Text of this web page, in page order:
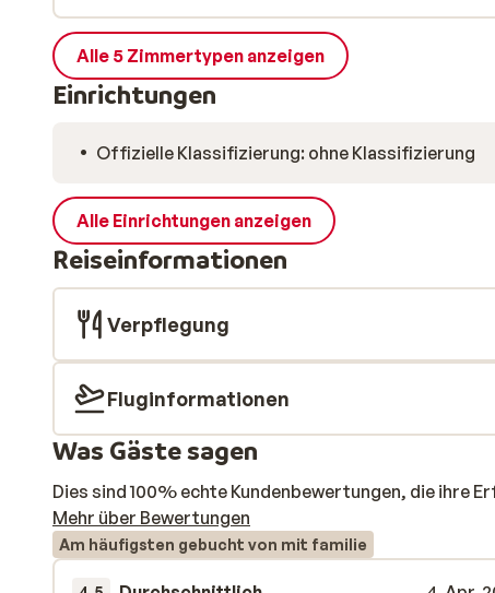
Alle 5 Zimmertypen anzeigen
Einrichtungen
Offizielle Klassifizierung: ohne Klassifizierung
Alle Einrichtungen anzeigen
Reiseinformationen
Verpflegung
Fluginformationen
Was Gäste sagen
Dies sind 100% echte Kundenbewertungen, die ihre
Mehr über Bewertungen
Am häufigsten gebucht von mit familie